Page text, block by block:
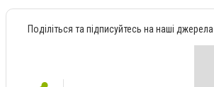
Поділіться та підписуйтесь на наші джерела